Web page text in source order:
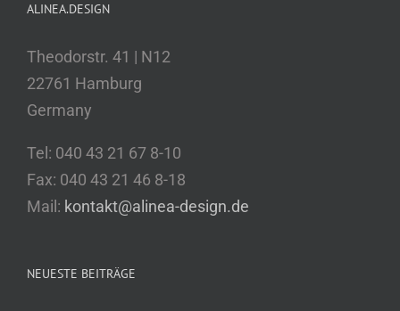
ALINEA.DESIGN
Theodorstr. 41 | N12
22761 Hamburg
Germany
Tel: 040 43 21 67 8-10
Fax: 040 43 21 46 8-18
Mail: kontakt@alinea-design.de
NEUESTE BEITRÄGE